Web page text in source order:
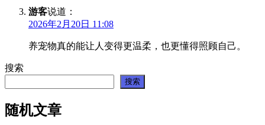
游客说道：
2026年2月20日 11:08
养宠物真的能让人变得更温柔，也更懂得照顾自己。
搜索
搜索
随机文章